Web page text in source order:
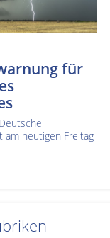
für
am heutigen Freitag